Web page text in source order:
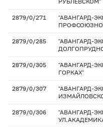
2879/0/271
"АВАНГАРД-
2879/0/285
"АВАНГАРД-
2879/0/305
"АВАНГАРД-
ГОРКАХ"
2879/0/307
"АВАНГАРД-
2879/0/306
"АВАНГАРД-